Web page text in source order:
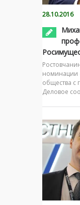
28.10.2016
номинации
общества с
Деловое